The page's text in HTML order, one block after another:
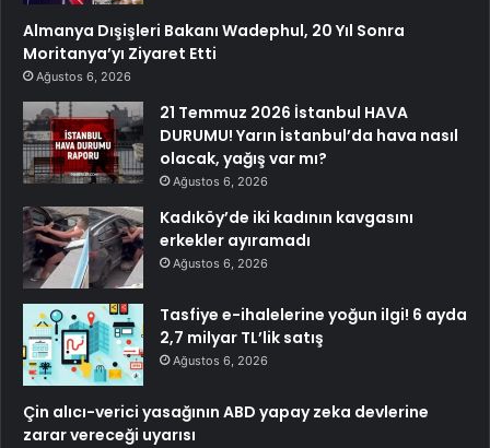
Almanya Dışişleri Bakanı Wadephul, 20 Yıl Sonra
Moritanya’yı Ziyaret Etti
Ağustos 6, 2026
21 Temmuz 2026 İstanbul HAVA
DURUMU! Yarın İstanbul’da hava nasıl
olacak, yağış var mı?
Ağustos 6, 2026
Kadıköy’de iki kadının kavgasını
erkekler ayıramadı
Ağustos 6, 2026
Tasfiye e-ihalelerine yoğun ilgi! 6 ayda
2,7 milyar TL’lik satış
Ağustos 6, 2026
Çin alıcı-verici yasağının ABD yapay zeka devlerine
zarar vereceği uyarısı